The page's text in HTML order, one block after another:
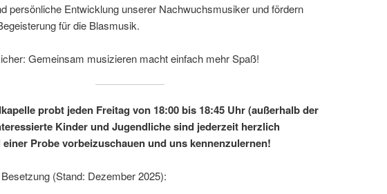
persönliche Entwicklung unserer Nachwuchsmusiker und fördern
für die Blasmusik.
Gemeinsam musizieren macht einfach mehr Spaß!
probt jeden Freitag von 18:00 bis 18:45 Uhr (außerhalb der
Kinder und Jugendliche sind jederzeit herzlich
einer Probe vorbeizuschauen und uns kennenzulernen!
(Stand: Dezember 2025):